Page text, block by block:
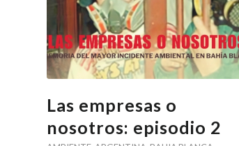
Las empresas o
nosotros: episodio 2